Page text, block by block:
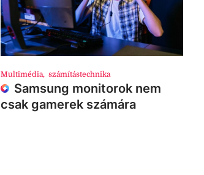
Multimédia, számítástechnika
Samsung monitorok nem
csak gamerek számára